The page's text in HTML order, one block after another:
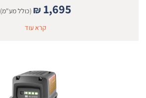
₪ 1,695
(כולל מע"מ)
קרא עוד